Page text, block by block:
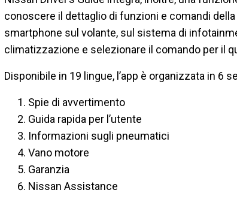
conoscere il dettaglio di funzioni e comandi
smartphone sul volante, sul sistema di
climatizzazione e selezionare il comando per il
Disponibile in 19 lingue, l’app è organizzata in 6
Spie di avvertimento
Guida rapida per l’utente
Informazioni sugli pneumatici
Vano motore
Garanzia
Nissan Assistance